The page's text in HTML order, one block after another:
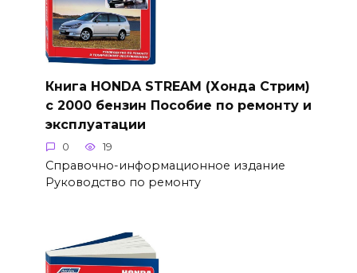
Книга HONDA STREAM (Хонда Стрим)
с 2000 бензин Пособие по ремонту и
эксплуатации
0 19
Справочно-информационное издание
Руководство по ремонту